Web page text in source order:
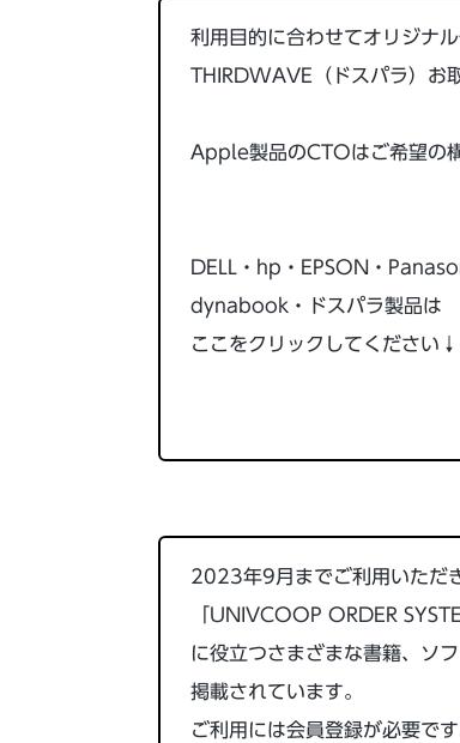
利用目的に合わせてオリジナ
THIRDWAVE（ドスパラ）お
Apple製品のCTOはご希望の
DELL・hp・EPSON・
dynabook・ドスパラ製品は
ここをクリックしてください
2023年9月までご利用いただ
「UNIVCOOP ORDER
に役立つさまざまな書籍、ソ
掲載されています。
ご利用には会員登録が必要で